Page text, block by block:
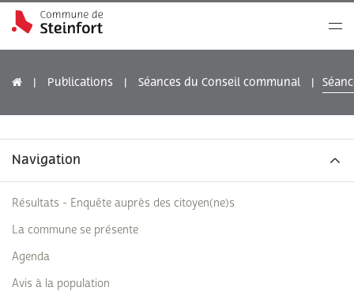
Publications Séances du Conseil communal
Navigation
Résultats - Enquête auprès des citoyen(ne)s
La commune se présente
Agenda
Avis à la population